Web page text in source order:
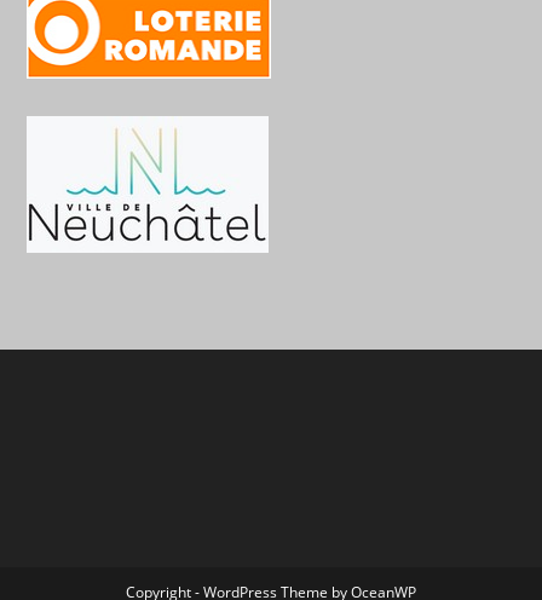
Copyright - WordPress Theme by OceanWP